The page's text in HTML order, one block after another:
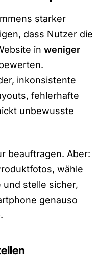
starker
dass Nutzer die
in weniger
inkonsistente
fehlerhafte
unbewusste
beauftragen. Aber:
wähle
stelle sicher,
genauso